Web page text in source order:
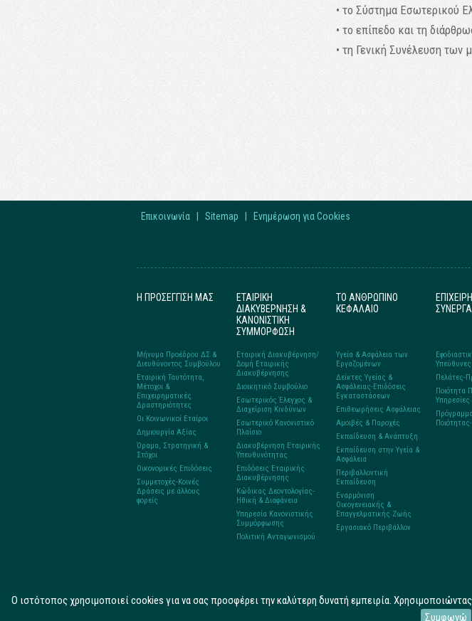
O ιστότοπος χρησιμοποιεί cookies για να σας προσφέρει την καλύτερη δυνατή εμπειρία.
Συμφωνώ
• το Σύστημα Εσωτερικού
• το επίπεδο και τη
• τη Γενική Συνέλευση των
Επικοινωνία Sitemap Ενημέρωση για Cookies
Η ΠΡΟΣΕΓΓΙΣΗ ΜΑΣ
Μήνυμα Προέδρου ΔΣ &
Διευθύνοντος Συμβούλου
Εταιρική Ταυτότητα,
Μέτοχοι &
Επιχειρηματικές
Δραστηριότητες
Οι Κοινωνικοί Εταίροι
Δημιουργία Αξίας
Όραμα, Στρατηγική &
Στόχοι
Οικονομικές Επιδόσεις
Συμμετοχές-Κοινές
Δράσεις με άλλους
φορείς
ΕΤΑΙΡΙΚΗ
ΔΙΑΚΥΒΕΡΝΗΣΗ &
ΚΑΝΟΝΙΣΤΙΚΗ
ΣΥΜΜΟΡΦΩΣΗ
Εταιρική Διακυβέρνηση/
Δομή Εταιρικής
Διακυβέρνησης
Διοικητικό Συμβούλιο
Εσωτερικός Έλεγχος &
Διαχείριση Κινδύνων
Εσωτερικό Κανονιστικό
Πλαίσιο
Διακυβέρνηση Εταιρικής
Υπευθυνότητας
Επιδόσεις Εταιρικής
Διακυβέρνησης
Κώδικας Δεοντολογίας-
Ηθική & Διαφάνεια
Υπηρεσία Κανονιστικής
Συμμόρφωσης
Πολιτική Ανταγωνισμού
ΤΟ ΑΝΘΡΩΠΙΝΟ
ΚΕΦΑΛΑΙΟ
Υγεία & Ασφάλεια των
Εργαζομένων
Δείκτες Υγείας &
Ασφάλειας-Επιδόσεις
Εγκαταστάσεων
Επιθεωρήσεις Ασφάλειας
Αμοιβές & Παροχές
Εκπαίδευση & Ανάπτυξη
Εκπαίδευση στην Υγεία &
Ασφάλεια
Περιβαλλοντική
Εκπαίδευση
Εναρμόνιση
Οικογενειακής &
Επαγγελματικής Ζωής
Εργασιακό Περιβάλλον
Πελάτες-
Ποιότητα
Υπηρεσίες